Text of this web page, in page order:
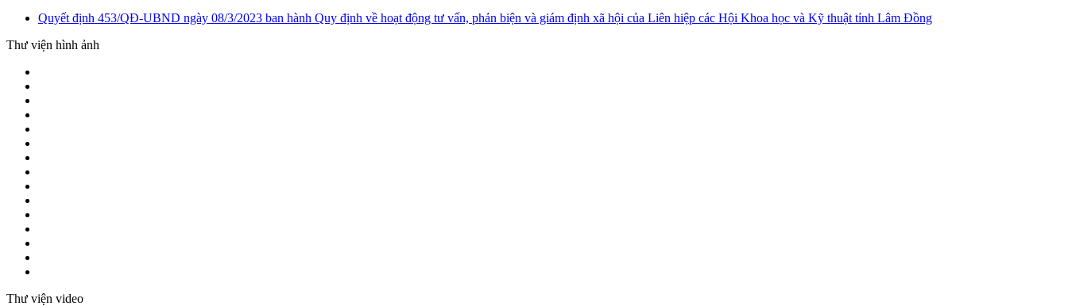
Quyết định 453/QĐ-UBND ngày 08/3/2023 ban hành Quy định về hoạt động tư vấn, phản biện và giám định xã hội của Liên hiệp các Hội Khoa học và Kỹ thuật tỉnh Lâm Đồng
Thư viện hình ảnh
Thư viện video